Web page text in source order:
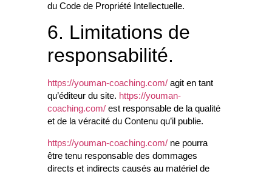
du Code de Propriété Intellectuelle.
6. Limitations de
responsabilité.
https://youman-coaching.com/ agit en tant
qu’éditeur du site. https://youman-
coaching.com/ est responsable de la qualité
et de la véracité du Contenu qu’il publie.
https://youman-coaching.com/ ne pourra
être tenu responsable des dommages
directs et indirects causés au matériel de